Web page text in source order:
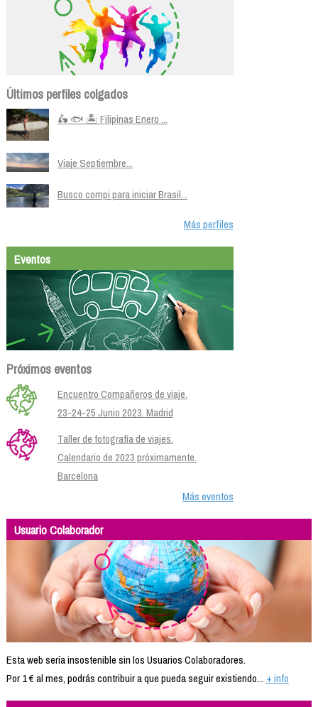
Últimos perfiles colgados
🛵 🐟 🏝️ Filipinas Enero ...
Viaje Septiembre...
Busco compi para iniciar Brasil...
Más perfiles
Eventos
Próximos eventos
Encuentro Compañeros de viaje.
23-24-25 Junio 2023. Madrid
Taller de fotografía de viajes.
Calendario de 2023 próximamente.
Barcelona
Más eventos
Usuario Colaborador
Esta web sería insostenible sin los Usuarios Colaboradores.
Por 1 € al mes, podrás contribuir a que pueda seguir existiendo... + info